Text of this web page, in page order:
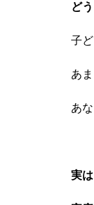
ど
子
あ
あ
実